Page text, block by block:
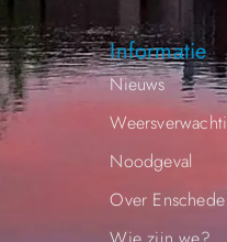
Informatie
Nieuws
Noodgeval
Over Enschede